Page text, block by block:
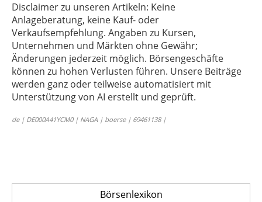
Disclaimer zu unseren Artikeln: Keine
Anlageberatung, keine Kauf- oder
Verkaufsempfehlung. Angaben zu Kursen,
Unternehmen und Märkten ohne Gewähr;
Änderungen jederzeit möglich. Börsengeschäfte
können zu hohen Verlusten führen. Unsere Beiträge
werden ganz oder teilweise automatisiert mit
Unterstützung von AI erstellt und geprüft.
de | DE000A41YCM0 | NAGA | boerse | 69461138 |
Börsenlexikon